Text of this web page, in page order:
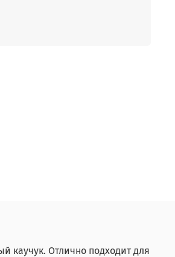
каучук. Отлично подходит для